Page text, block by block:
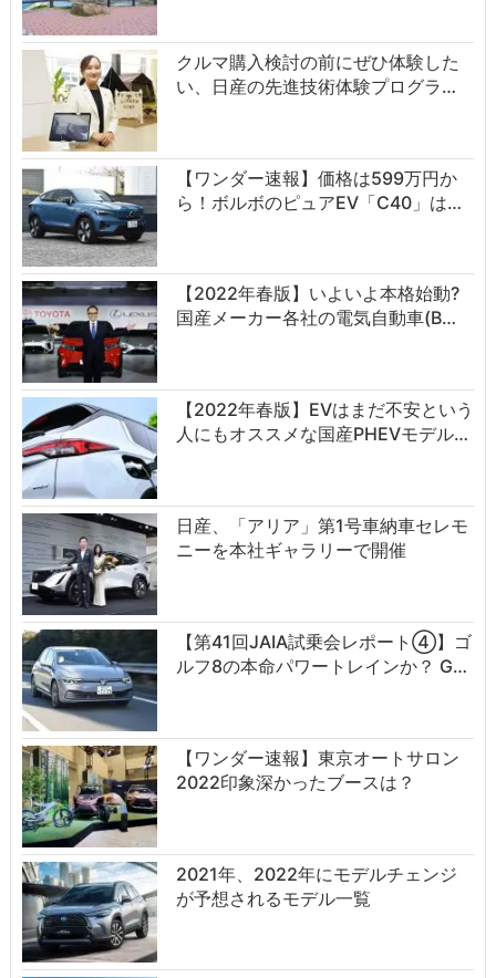
クルマ購入検討の前にぜひ体験した
い、日産の先進技術体験プログラ…
【ワンダー速報】価格は599万円か
ら！ボルボのピュアEV「C40」は…
【2022年春版】いよいよ本格始動?
国産メーカー各社の電気自動車(B…
【2022年春版】EVはまだ不安という
人にもオススメな国産PHEVモデル…
日産、「アリア」第1号車納車セレモ
ニーを本社ギャラリーで開催
【第41回JAIA試乗会レポート④】ゴ
ルフ8の本命パワートレインか？ G…
【ワンダー速報】東京オートサロン
2022印象深かったブースは？
2021年、2022年にモデルチェンジ
が予想されるモデル一覧